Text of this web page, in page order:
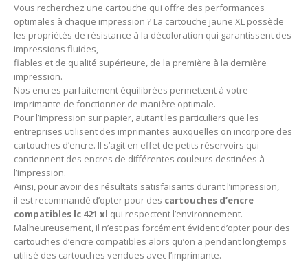
Vous recherchez une cartouche qui offre des performances
optimales à chaque impression ? La cartouche jaune XL possède
les propriétés de résistance à la décoloration qui garantissent des
impressions fluides,
fiables et de qualité supérieure, de la première à la dernière
impression.
Nos encres parfaitement équilibrées permettent à votre
imprimante de fonctionner de manière optimale.
Pour l’impression sur papier, autant les particuliers que les
entreprises utilisent des imprimantes auxquelles on incorpore des
cartouches d’encre. Il s’agit en effet de petits réservoirs qui
contiennent des encres de différentes couleurs destinées à
l’impression.
Ainsi, pour avoir des résultats satisfaisants durant l’impression,
il est recommandé d’opter pour des cartouches d’encre
compatibles lc 421 xl qui respectent l’environnement.
Malheureusement, il n’est pas forcément évident d’opter pour des
cartouches d’encre compatibles alors qu’on a pendant longtemps
utilisé des cartouches vendues avec l’imprimante.